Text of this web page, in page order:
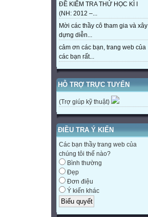
ĐỀ KIỂM TRA THỬ HỌC KÌ I
(NH: 2012 –...
Mời các thầy cô tham gia và xây
dựng diễn...
cảm ơn các bạn, trang web của
các bạn rất...
HỖ TRỢ TRỰC TUYẾN
(Trợ giúp kỹ thuật)
ĐIỀU TRA Ý KIẾN
Các bạn thầy trang web của
chúng tôi thế nào?
Bình thường
Đẹp
Đơn điệu
Ý kiến khác